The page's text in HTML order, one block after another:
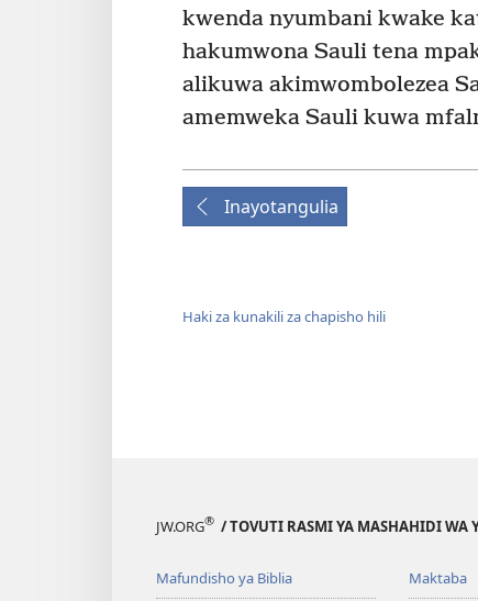
kwenda nyumbani kwake
hakumwona Sauli tena
alikuwa akimwombolezea
amemweka Sauli kuwa
Inayotangulia
Haki za kunakili za chapisho hili
JW.ORG® / TOVUTI RASMI YA MASHAHIDI WA
Mafundisho ya Biblia Maktaba